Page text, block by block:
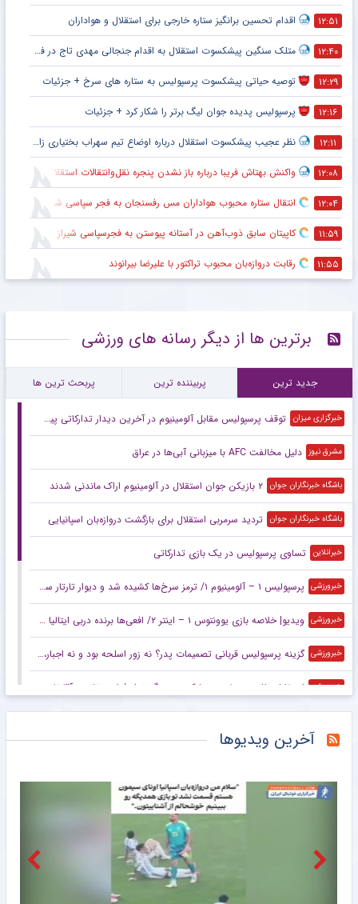
۱۲:۵۱ اقدام تحسین برانگیز ستاره خارجی برای استقلال و هواداران
۱۲:۴۰ متلک سنگین پیشکسوت استقلال به اقدام جنجالی مهدی تاج در فدراسیون فوتبال
۱۲:۲۹ توصیه حیاتی پیشکسوت پرسپولیس به ستاره های سرخ + جزئیات
۱۲:۱۶ پرسپولیس پدیده جوان لیگ برتر را شکار کرد + جزئیات
۱۲:۱۱ نظر عجیب پیشکسوت استقلال درباره اوضاع تیم سهراب بختیاری زاده + جزئیات
۱۲:۰۸ واکنش بهتاش فریبا درباره باز نشدن پنجره نقل‌وانتقالات استقلال
۱۲:۰۴ انتقال ستاره محبوب هواداران مس رفسنجان به فجر سپاسی شیراز
۱۱:۵۹ کاپیتان سابق ذوب‌آهن در آستانه پیوستن به فجرسپاسی شیراز
۱۱:۵۵ رقابت دروازه‌بان محبوب تراکتور با علیرضا بیرانوند
برترین ها از دیگر رسانه های ورزشی
جدید ترین پربیننده ترین پربحث ترین ها
خبرگزاری میزان توقف پرسپولیس مقابل آلومینیوم در آخرین دیدار تدارکاتی پیش فصل
مشرق نیوز دلیل مخالفت AFC با میزبانی آبی‌ها در عراق
باشگاه خبرنگاران جوان ۲ بازیکن جوان استقلال در آلومینیوم اراک ماندنی شدند
باشگاه خبرنگاران جوان تردید سرمربی استقلال برای بازگشت دروازه‌بان اسپانیایی
خبرانلاین تساوی پرسپولیس در یک بازی تدارکاتی
خبرورزشی پرسپولیس ۱ – آلومینیوم ۱/ ترمز سرخ‌ها کشیده شد و دیوار تارتار سرانجام شکست
خبرورزشی ویدیو| خلاصه بازی یوونتوس ۱ – اینتر ۲/ افعی‌ها برنده دربی ایتالیا در استرالیا
خبرورزشی گزینه پرسپولیس قربانی تصمیمات پدر؟ نه زور اسلحه بود و نه اجبار، امضایی که زدید را گردن بگیرید!
خبرورزشی استقلال مثل پرسپولیس پیشکسوت بزرگ ندارد/ این خانم و آقا تا وقتی باشند روز خوش نمی‌بینیم/ بیا با من مناظره کن نه مجری!
خبرگزاری مهر وزیر آلمانی خواستار کنار رفتن اینفانتینو از فیفا شد
سرمربی سابق استقلال در یک‌قدمی نیمکت آفریقای جنوبی
خبرگزاری تابناک واکنش مژده نظری به استوری‌های عجیب + عکس
سرمربی سابق استقلال هدایت تیم ملی آفریقای جنوبی را بر عهده گرفت
آخرین ویدیوها